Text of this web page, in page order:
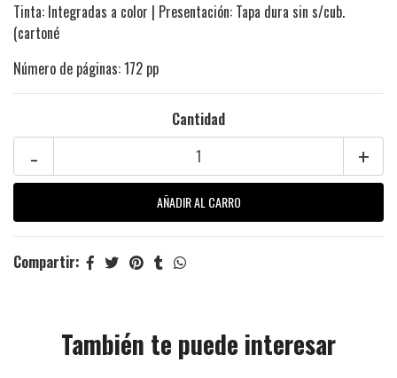
Tinta: Integradas a color | Presentación: Tapa dura sin s/cub.
(cartoné
Número de páginas: 172 pp
Cantidad
+
-
Compartir:
También te puede interesar